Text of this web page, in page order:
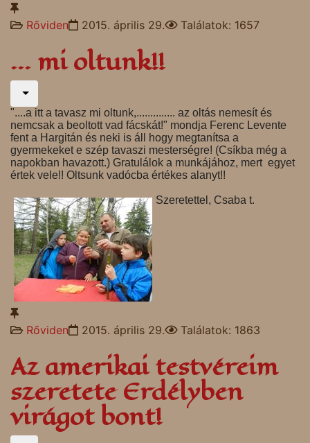
Rőviden 2015. április 29. Találatok: 1657
... mi oltunk!!
"....a itt a tavasz mi oltunk,.............. az oltás nemesít és
nemcsak a beoltott vad fácskát!" mondja Ferenc Levente
fent a Hargitán és neki is áll hogy megtanítsa a
gyermekeket e szép tavaszi mesterségre! (Csíkba még a
napokban havazott.) Gratulálok a munkájához, mert egyet
értek vele!! Oltsunk vadócba értékes alanyt!!
Szeretettel, Csaba t.
Rőviden 2015. április 29. Találatok: 1863
Az amerikai testvéreim
szeretete Erdélyben
virágot bont!